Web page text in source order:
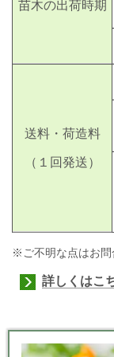
苗木の出荷時期
送料・荷造料
（１回発送）
※ご不明な点はお問
詳しくはこ